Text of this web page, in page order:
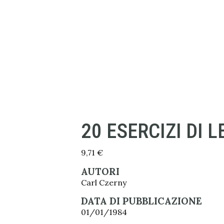
20 ESERCIZI DI
9,71 €
AUTORI
Carl Czerny
DATA DI PUBBLICAZIONE
01/01/1984